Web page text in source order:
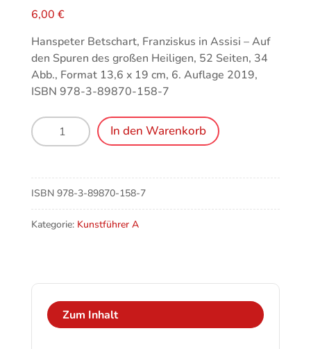
6,00 €
Hanspeter Betschart, Franziskus in Assisi – Auf
den Spuren des großen Heiligen, 52 Seiten, 34
Abb., Format 13,6 x 19 cm, 6. Auflage 2019,
ISBN 978-3-89870-158-7
Franziskus
in
-
Auf
den
Spuren
Menge
In den Warenkorb
ISBN 978-3-89870-158-7
Kategorie: Kunstführer A
Zum Inhalt